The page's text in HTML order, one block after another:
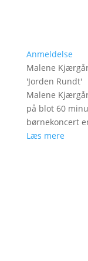
Anmeldelse
Malene
'Jorden Rundt'
Malene
på blot 60
børnekoncert
Læs mere